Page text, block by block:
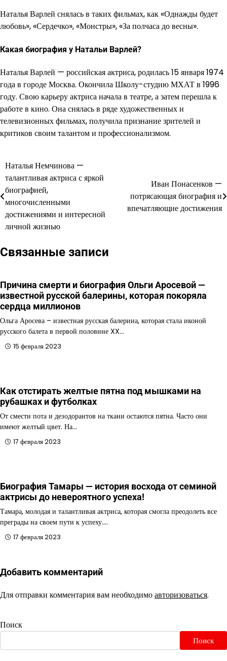
Наталья Варлей снялась в таких фильмах, как «Однажды будет
любовь», «Сердечко», «Монстры», «За полчаса до весны».
Какая биография у Натальи Варлей?
Наталья Варлей — российская актриса, родилась 15 января 1974
года в городе Москва. Окончила Школу-студию МХАТ в 1996
году. Свою карьеру актриса начала в театре, а затем перешла к
работе в кино. Она снялась в ряде художественных и
телевизионных фильмах, получила признание зрителей и
критиков своим талантом и профессионализмом.
Навигация
по
записям
Наталья Немчинова —
талантливая актриса с яркой
биографией,
многочисленными
достижениями и интересной
личной жизнью
Иван Понасенков —
потрясающая биография и
впечатляющие достижения
Связанные записи
Причина смерти и биография Ольги Аросевой —
известной русской балерины, которая покоряла
сердца миллионов
Ольга Аросева – известная русская балерина, которая стала иконой
русского балета в первой половине XX…
15 февраля 2023
Как отстирать желтые пятна под мышками на
рубашках и футболках
От смести пота и дезодорантов на ткани остаются пятна. Часто они
имеют желтый цвет. На…
17 февраля 2023
Биография Тамары — история восхода от семиной
актрисы до невероятного успеха!
Тамара, молодая и талантливая актриса, которая смогла преодолеть все
преграды на своем пути к успеху.…
17 февраля 2023
Добавить комментарий
Для отправки комментария вам необходимоавторизоваться.
Поиск
Поиск